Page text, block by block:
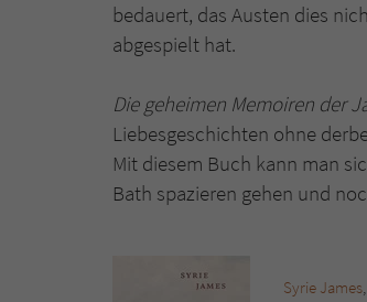
bedauert, das Austen dies
abgespielt hat.
Die geheimen Memoiren der
Liebesgeschichten ohne
Mit diesem Buch kann man
Bath spazieren gehen und
Syrie James